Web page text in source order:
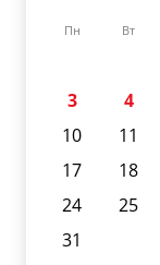
Пн Вт
3
4
10
11
17
18
24
25
31